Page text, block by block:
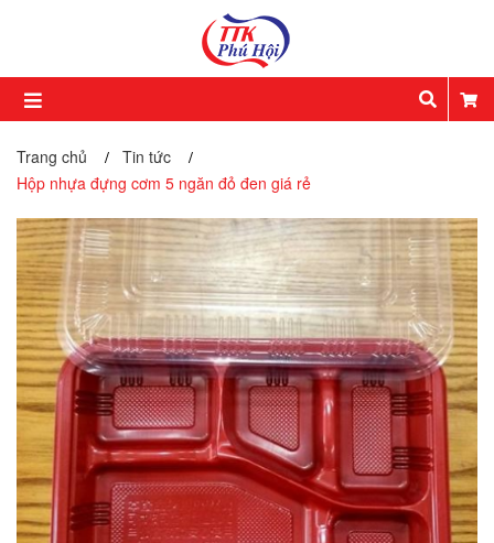
Trang chủ / Tin tức /
Hộp nhựa đựng cơm 5 ngăn đỏ đen giá rẻ